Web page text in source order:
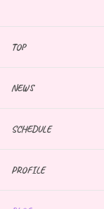
TOP
NEWS
SCHEDULE
PROFILE